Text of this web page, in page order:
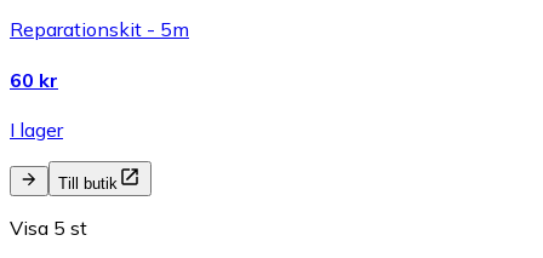
Reparationskit - 5m
60 kr
I lager
Till butik
Visa 5 st